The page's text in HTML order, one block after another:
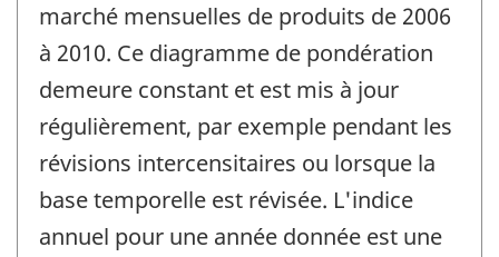
marché mensuelles de produits de 2006
à 2010. Ce diagramme de pondération
demeure constant et est mis à jour
régulièrement, par exemple pendant les
révisions intercensitaires ou lorsque la
base temporelle est révisée. L'indice
annuel pour une année donnée est une